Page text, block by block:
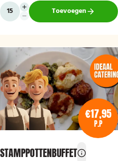
Toevoegen
€17,95
P.P
STAMPPOTTENBUFFET